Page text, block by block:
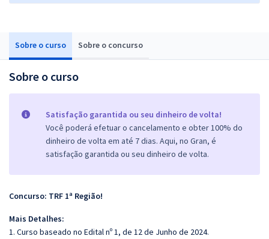
Sobre o curso Sobre o concurso
Sobre o curso
Satisfação garantida ou seu dinheiro de volta!
Você poderá efetuar o cancelamento e obter 100% do
dinheiro de volta em até 7 dias. Aqui, no Gran, é
satisfação garantida ou seu dinheiro de volta.
Concurso: TRF 1ª Região!
Mais Detalhes:
1. Curso baseado no Edital nº 1, de 12 de Junho de 2024.